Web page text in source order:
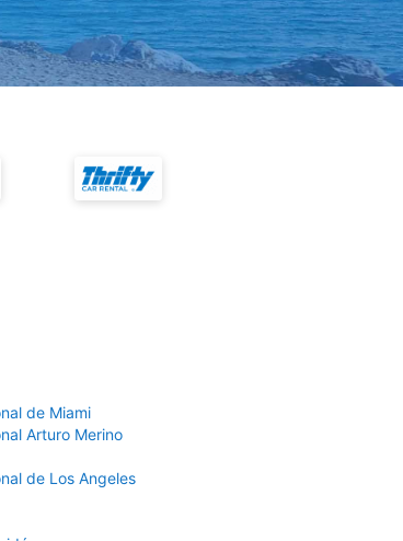
de Miami
Arturo Merino
de Los Angeles